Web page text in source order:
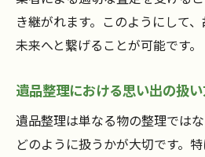
き継がれます。このようにして
未来へと繋げることが可能です。
遺品整理における思い出の扱
遺品整理は単なる物の整理では
どのように扱うかが大切です。